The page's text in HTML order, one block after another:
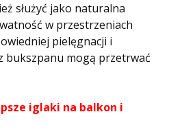
służyć jako naturalna
w przestrzeniach
pielęgnacji i
bukszpanu mogą przetrwać
iglaki na balkon i